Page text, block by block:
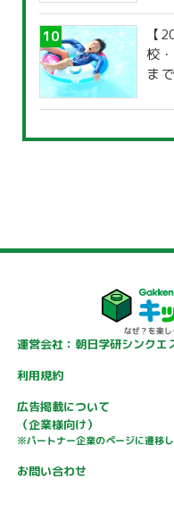
【
校
ま
運営会社：朝日学研シンクエ
利用規約
広告掲載について
（企業様向け）
※パートナー企業のページに遷移
お問い合わせ